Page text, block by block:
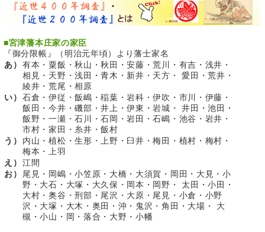
■宮津藩本庄家の家臣
『御分限帳』（明治元年頃）より藩士家名
あ） 有本・粟飯・秋山・秋田・安藤・荒川・有吉・浅井・
相見・天野・浅田・青木・新井・天方・ 愛田・荒井・
綾井・荒尾・相原
い） 石倉・伊従・飯嶋・稲葉・岩科・伊吹・市川・伊藤・
飯田・今井・磯部・井上・伊東・岩城・ 井田・池田・
飯野・一瀬・石川・石岡・岩田・石嶋・池谷・岩井・
市村・家田・糸井・飯村
う）
内山・植松・生形・上野・臼井・梅田・植村・梅村・
梅本・上羽
え） 江間
お）
尾見・岡嶋・小笠原・大橋・大須賀・岡田・大見・小
野・大石・大塚・大久保・岡本・岡野・ 太田・小田・
大村・奥谷・刑部・尾沢・大原・尾見・小倉・小野
沢・大塚・大木・奥田・沖・鬼沢・角田・大場・ 大
槻・小山・岡・落合・大野・小幡